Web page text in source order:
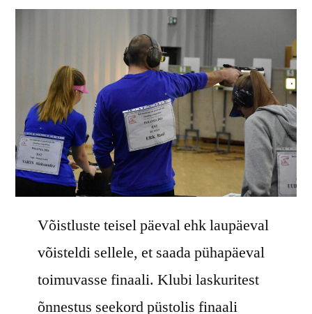
Võistluste teisel päeval ehk laupäeval
võisteldi sellele, et saada pühapäeval
toimuvasse finaali. Klubi laskuritest
õnnestus seekord püstolis finaali